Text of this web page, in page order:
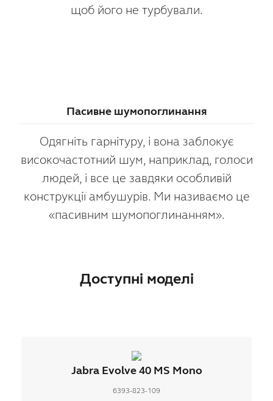
щоб його не турбували.
Пасивне шумопоглинання
Одягніть гарнітуру, і вона заблокує
високочастотний шум, наприклад, голоси
людей, і все це завдяки особливій
конструкції амбушурів. Ми називаємо це
«пасивним шумопоглинанням».
Доступні моделі
Jabra Evolve 40 MS Mono
6393-823-109